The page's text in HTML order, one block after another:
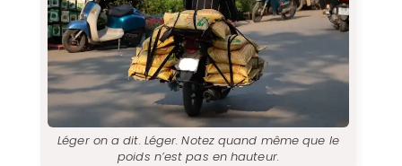
Léger on a dit. Léger. Notez quand même que le
poids n’est pas en hauteur.